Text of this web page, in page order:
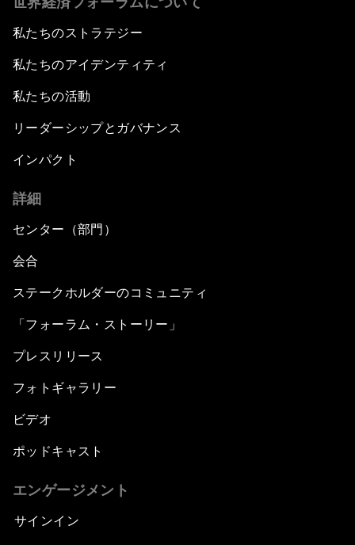
私たちのストラテジー
私たちのアイデンティティ
私たちの活動
リーダーシップとガバナンス
インパクト
詳細
センター（部門）
会合
ステークホルダーのコミュニティ
「フォーラム・ストーリー」
プレスリリース
フォトギャラリー
ビデオ
ポッドキャスト
エンゲージメント
サインイン